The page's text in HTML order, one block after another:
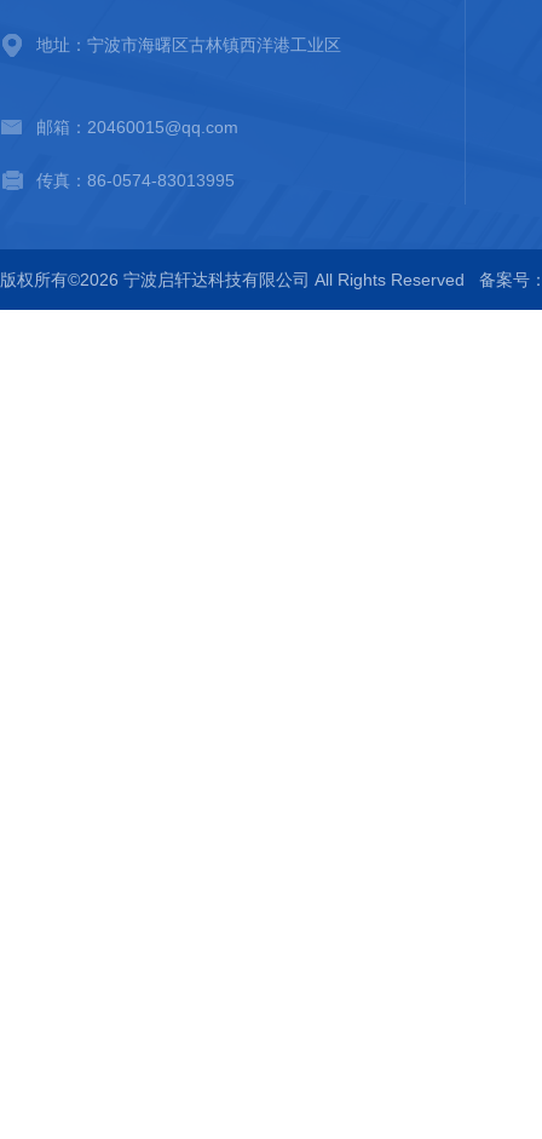
地址：宁波市海曙区古林镇西洋港工业区
邮箱：20460015@qq.com
传真：86-0574-83013995
版权所有©2026 宁波启轩达科技有限公司 All Rights Reserved 备案号